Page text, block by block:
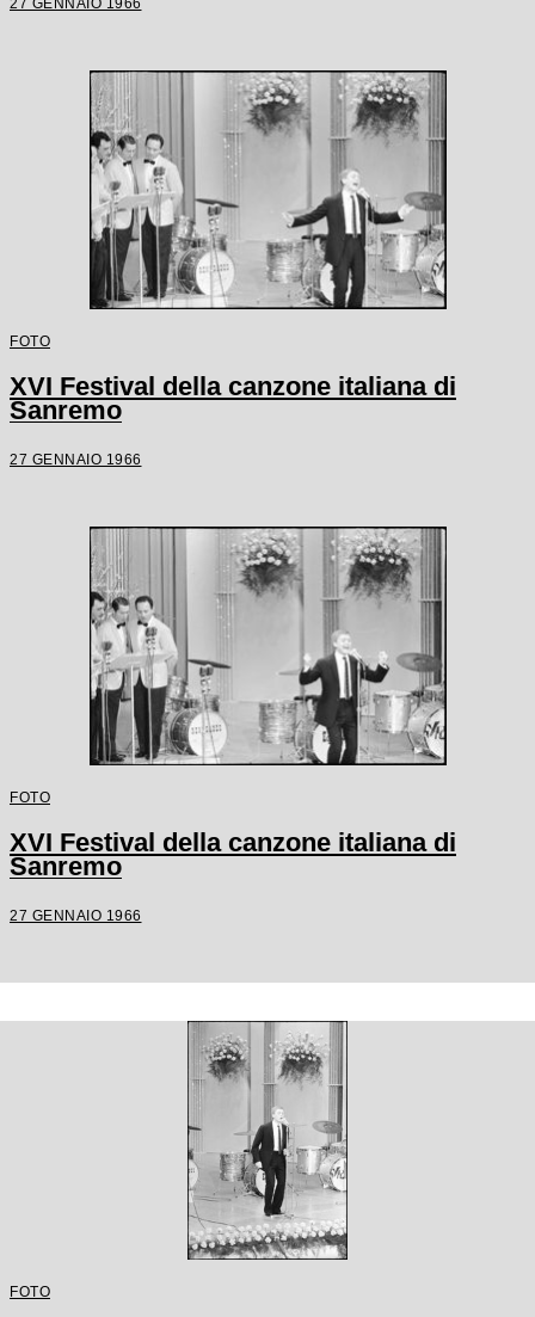
FOTO
XVI Festival della canzone italiana di
Sanremo
27 GENNAIO 1966
FOTO
XVI Festival della canzone italiana di
Sanremo
27 GENNAIO 1966
FOTO